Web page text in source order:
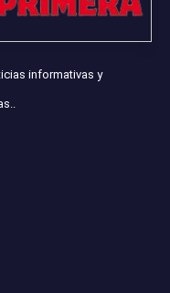
informativas y